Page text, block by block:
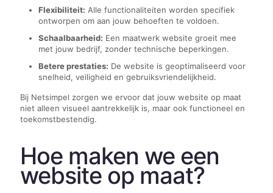
Flexibiliteit: Alle functionaliteiten worden specifiek
ontworpen om aan jouw behoeften te voldoen.
Schaalbaarheid: Een maatwerk website groeit mee
met jouw bedrijf, zonder technische beperkingen.
Betere prestaties: De website is geoptimaliseerd voor
snelheid, veiligheid en gebruiksvriendelijkheid.
Bij Netsimpel zorgen we ervoor dat jouw website op maat
niet alleen visueel aantrekkelijk is, maar ook functioneel en
toekomstbestendig.
Hoe maken we een
website op maat?